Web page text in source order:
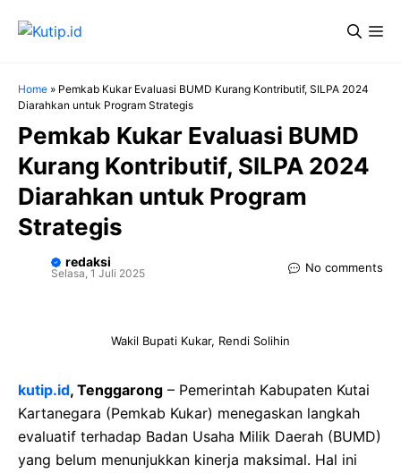
Home » Pemkab Kukar Evaluasi BUMD Kurang Kontributif, SILPA 2024
Diarahkan untuk Program Strategis
Pemkab Kukar Evaluasi BUMD
Kurang Kontributif, SILPA 2024
Diarahkan untuk Program
Strategis
redaksi
Selasa, 1 Juli 2025 No comments
Wakil Bupati Kukar, Rendi Solihin
kutip.id, Tenggarong – Pemerintah Kabupaten Kutai
Kartanegara (Pemkab Kukar) menegaskan langkah
evaluatif terhadap Badan Usaha Milik Daerah (BUMD)
yang belum menunjukkan kinerja maksimal. Hal ini